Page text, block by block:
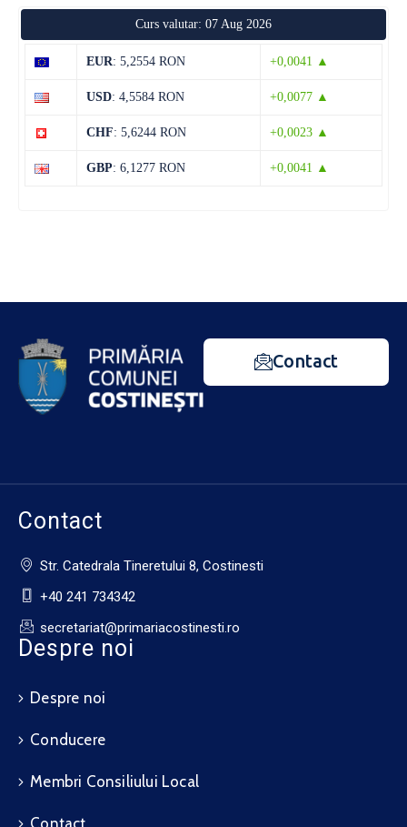
Curs valutar: 07 Aug 2026
EUR: 5,2554 RON +0,0041 ▲
USD: 4,5584 RON +0,0077 ▲
CHF: 5,6244 RON +0,0023 ▲
GBP: 6,1277 RON +0,0041 ▲
Contact
Contact
Str. Catedrala Tineretului 8, Costinesti
+40 241 734342
secretariat@primariacostinesti.ro​
Despre noi
Despre noi
Conducere
Membri Consiliului Local